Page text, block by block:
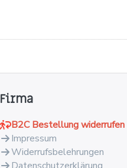
Firma
B2C Bestellung widerrufen
Impressum
Widerrufsbelehrungen